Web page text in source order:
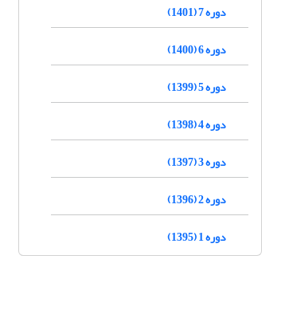
دوره 7 (1401)
دوره 6 (1400)
دوره 5 (1399)
دوره 4 (1398)
دوره 3 (1397)
دوره 2 (1396)
دوره 1 (1395)